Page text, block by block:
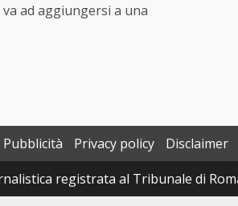
ad aggiungersi a una
Pubblicità Privacy policy Disclaimer
registrata al Tribunale di